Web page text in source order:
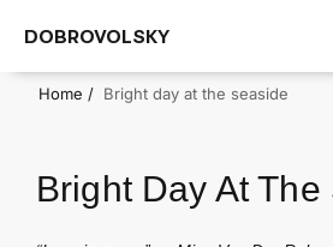
DOBROVOLSKY
Home / Bright day at the seaside
Bright Day At The